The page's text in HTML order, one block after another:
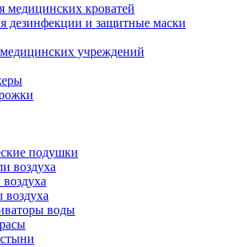
медицинских кроватей
дезинфекции и защитные маски
учреждений
подушки
воздуха
воздуха
воды